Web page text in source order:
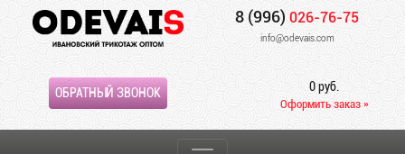
8 (996) 026-76-75
info@odevais.com
ОБРАТНЫЙ ЗВОНОК 0 руб.
Оформить заказ »